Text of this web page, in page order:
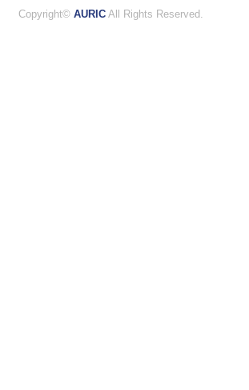
Copyright© AURIC All Rights Reserved.